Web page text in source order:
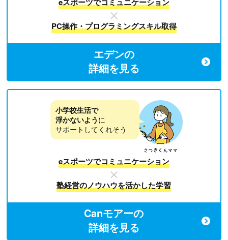
PC操作・プログラミングスキル取得
エデンの
詳細を見る
小学校生活で
浮かないよう に
サポートしてくれそう
eスポーツでコミュニケーション
塾経営のノウハウを活かした学習
Canモアーの
詳細を見る